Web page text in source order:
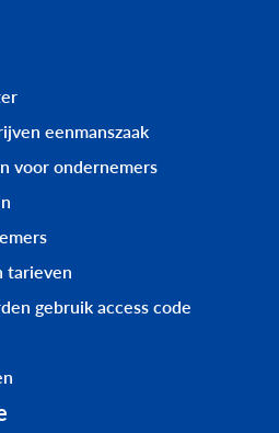
eenmanszaak
voor ondernemers
tarieven
gebruik access code